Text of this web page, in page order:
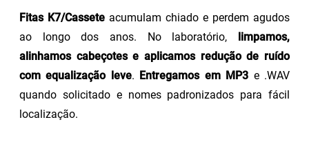
Fitas K7/Cassete acumulam chiado e perdem agudos
ao longo dos anos. No laboratório, limpamos,
alinhamos cabeçotes e aplicamos redução de ruído
com equalização leve. Entregamos em MP3 e .WAV
quando solicitado e nomes padronizados para fácil
localização.